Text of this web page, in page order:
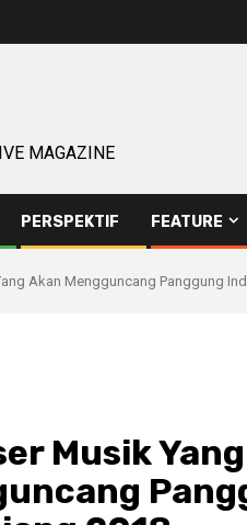
MAGAZINE
PERSPEKTIF FEATURE
Akan Mengguncang Panggung
Musik